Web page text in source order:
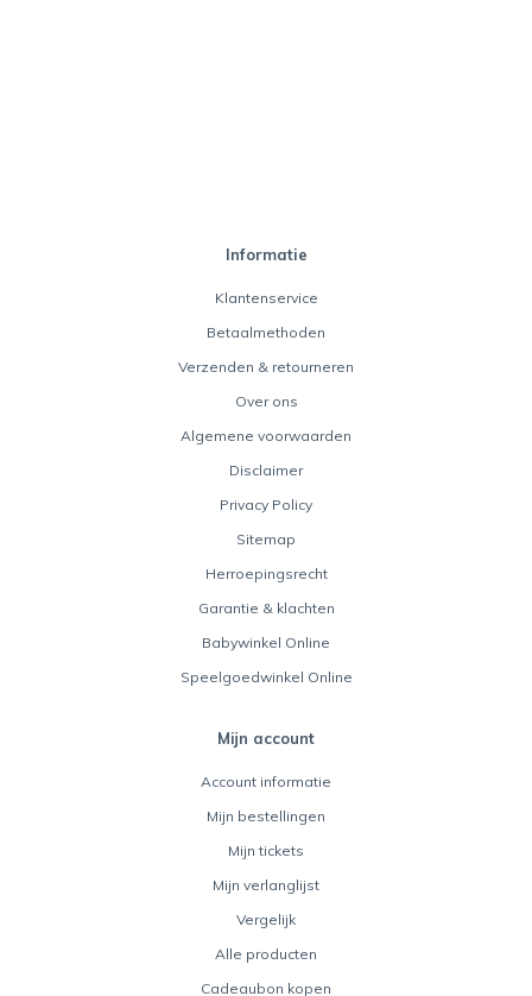
Informatie
Klantenservice
Betaalmethoden
Verzenden & retourneren
Over ons
Algemene voorwaarden
Disclaimer
Privacy Policy
Sitemap
Herroepingsrecht
Garantie & klachten
Babywinkel Online
Speelgoedwinkel Online
Mijn account
Account informatie
Mijn bestellingen
Mijn tickets
Mijn verlanglijst
Vergelijk
Alle producten
Cadeaubon kopen